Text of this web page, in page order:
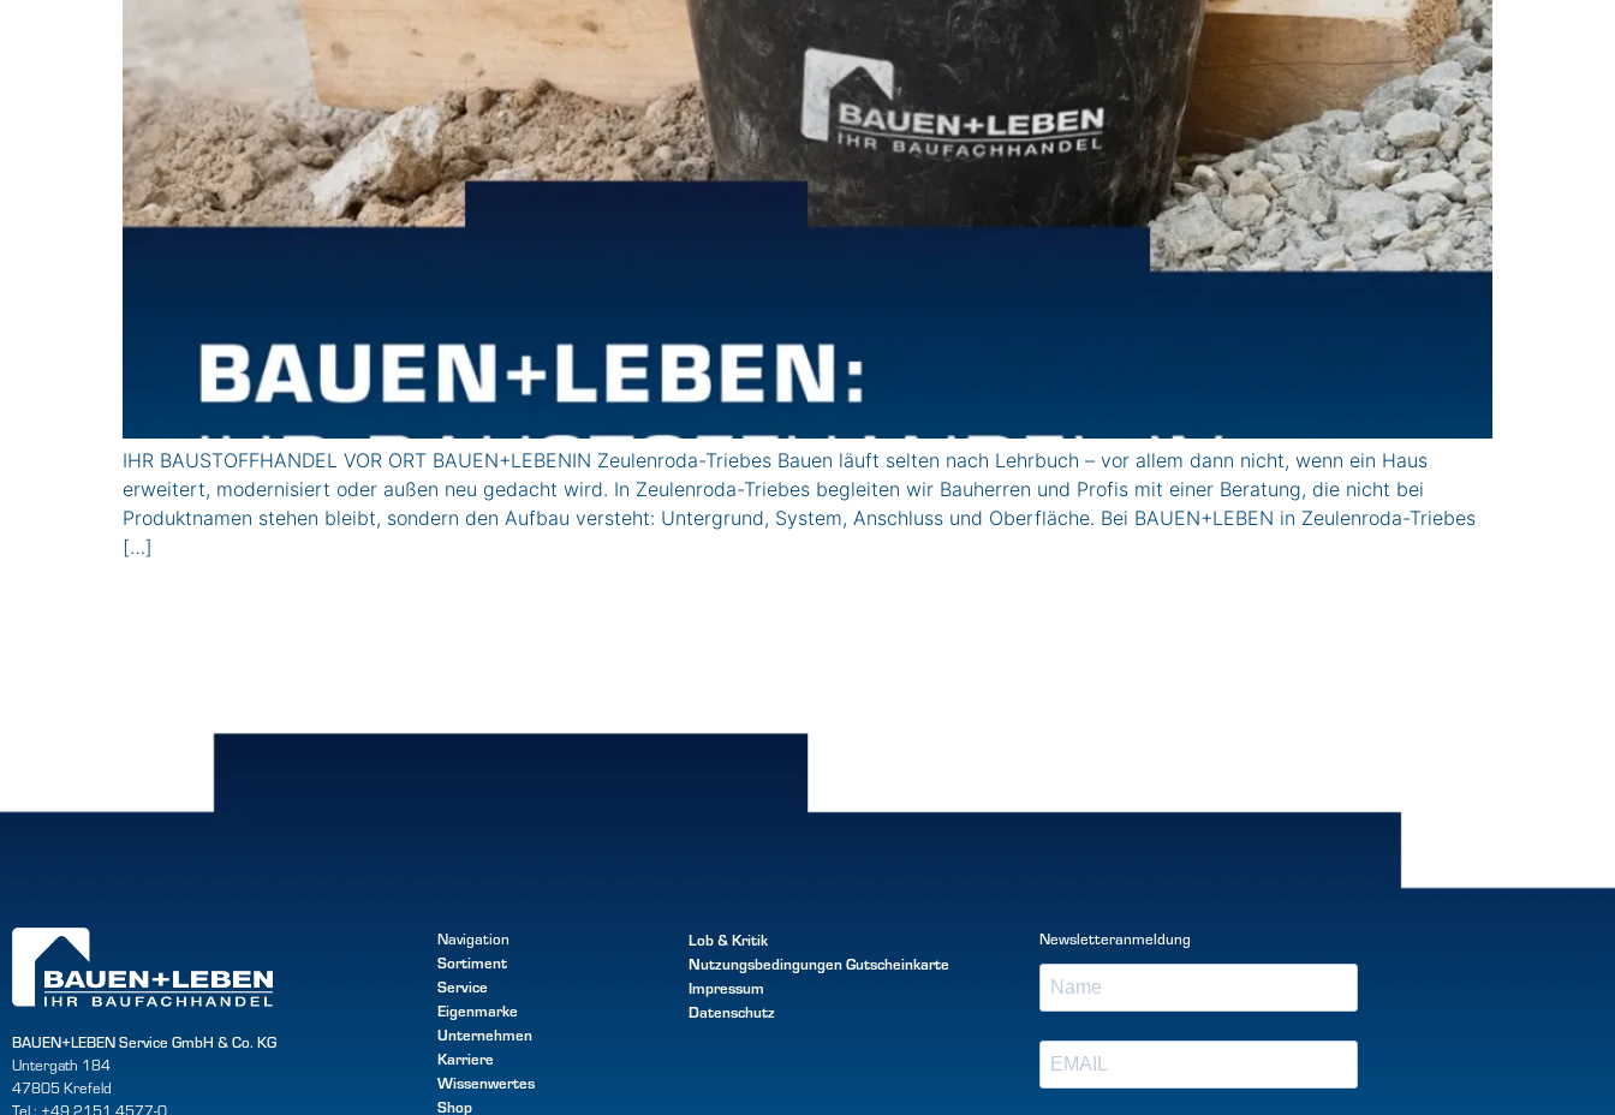
IHR BAUSTOFFHANDEL VOR ORT BAUEN+LEBENIN Zeulenroda-Triebes Bauen läuft selten nach Lehrbuch – vor allem dann nicht, wenn ein Haus
erweitert, modernisiert oder außen neu gedacht wird. In Zeulenroda-Triebes begleiten wir Bauherren und Profis mit einer Beratung, die nicht bei
Produktnamen stehen bleibt, sondern den Aufbau versteht: Untergrund, System, Anschluss und Oberfläche. Bei BAUEN+LEBEN in Zeulenroda-Triebes
[…]
BAUEN+LEBEN Service GmbH & Co. KG
Untergath 184
47805 Krefeld
Tel.: +49 2151 4577-0
Navigation
Sortiment
Service
Eigenmarke
Unternehmen
Karriere
Wissenwertes
Shop
Lob & Kritik
NutzungsbedingungenGutscheinkarte
Impressum
Datenschutz
Newsletteranmeldung